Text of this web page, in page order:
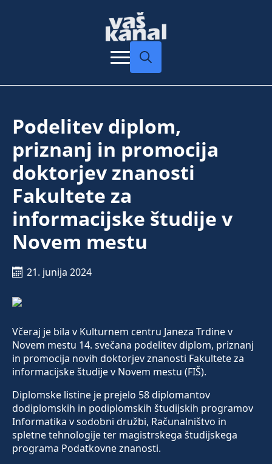
Podelitev diplom,
priznanj in promocija
doktorjev znanosti
Fakultete za
informacijske študije v
Novem mestu
21. junija 2024
Včeraj je bila v Kulturnem centru Janeza Trdine v
Novem mestu 14. svečana podelitev diplom, priznanj
in promocija novih doktorjev znanosti Fakultete za
informacijske študije v Novem mestu (FIŠ).
Diplomske listine je prejelo 58 diplomantov
dodiplomskih in podiplomskih študijskih programov
Informatika v sodobni družbi, Računalništvo in
spletne tehnologije ter magistrskega študijskega
programa Podatkovne znanosti.